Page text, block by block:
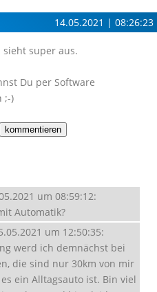
14.05.2021 | 08:26:23
sieht super aus.
Du per Software
;-)
um 08:59:12:
Automatik?
um 12:50:35:
werd ich demnächst bei
die sind nur 30km von mir
ein Alltagsauto ist. Bin viel